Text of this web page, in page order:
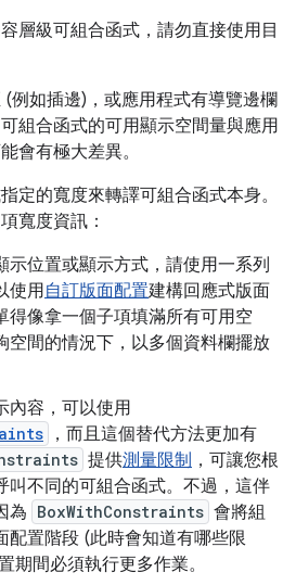
層級可組合函式，請勿直接使用目
例如插邊)，或應用程式有導覽邊欄
組合函式的可用顯示空間量與應用
會有極大差異。
定的寬度來轉譯可組合函式本身。
寬度資訊：
示位置或顯示方式 ，請使用一系列
使用自訂版面配置建構回應式版面
得像拿一個子項填滿所有可用空
空間的情況下，以多個資料欄擺放
內容 ，可以使用
，而且這個替代方法更加有
提供測量限制 ，可讓您根
叫不同的可組合函式。不過，這伴
為 BoxWithConstraints 會將組
配置階段 (此時會知道有哪些限
期間必須執行更多作業。